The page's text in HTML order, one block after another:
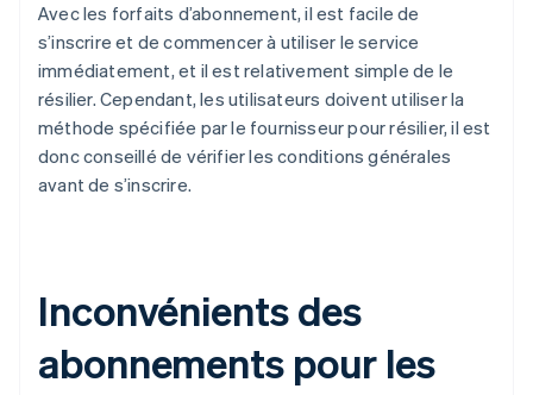
Avec les forfaits d’abonnement, il est facile de
s’inscrire et de commencer à utiliser le service
immédiatement, et il est relativement simple de le
résilier. Cependant, les utilisateurs doivent utiliser la
méthode spécifiée par le fournisseur pour résilier, il est
donc conseillé de vérifier les conditions générales
avant de s’inscrire.
Inconvénients des
abonnements pour les